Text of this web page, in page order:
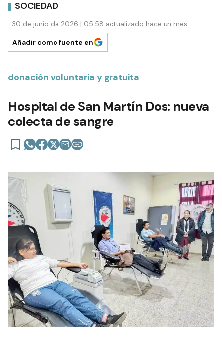
SOCIEDAD
30 de junio de 2026 | 05:58 actualizado hace un mes
Añadir como fuente en
donación voluntaria y gratuita
Hospital de San Martín Dos: nueva
colecta de sangre